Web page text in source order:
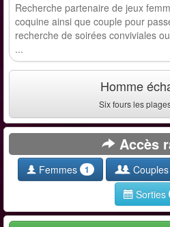
Recherche partenaire de jeux
coquine ainsi que couple pour
recherche de soirées conviviales
...
Homme
Six fours les
Accès
Femmes 1 Couples
Sorties